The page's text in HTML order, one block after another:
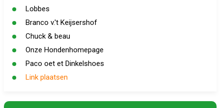
Lobbes
Branco v.'t Keijsershof
Chuck & beau
Onze Hondenhomepage
Paco oet et Dinkelshoes
Link plaatsen